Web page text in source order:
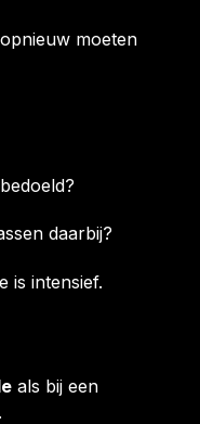
moeten
daarbij?
is intensief.
als bij een